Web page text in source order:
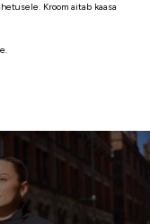
Kroom aitab kaasa